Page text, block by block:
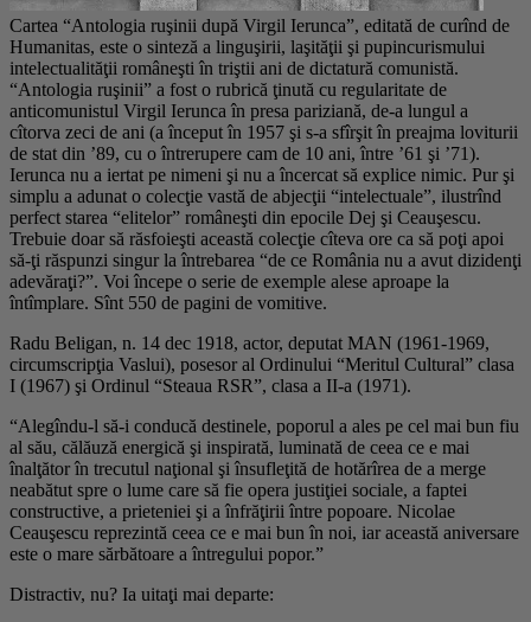
Cartea “Antologia ruşinii după Virgil Ierunca”, editată de curînd de
Humanitas, este o sinteză a linguşirii, laşităţii şi pupincurismului
intelectualităţii româneşti în triştii ani de dictatură comunistă.
“Antologia ruşinii” a fost o rubrică ţinută cu regularitate de
anticomunistul Virgil Ierunca în presa pariziană, de-a lungul a
cîtorva zeci de ani (a început în 1957 şi s-a sfîrşit în preajma loviturii
de stat din ’89, cu o întrerupere cam de 10 ani, între ’61 şi ’71).
Ierunca nu a iertat pe nimeni şi nu a încercat să explice nimic. Pur şi
simplu a adunat o colecţie vastă de abjecţii “intelectuale”, ilustrînd
perfect starea “elitelor” româneşti din epocile Dej şi Ceauşescu.
Trebuie doar să răsfoieşti această colecţie cîteva ore ca să poţi apoi
să-ţi răspunzi singur la întrebarea “de ce România nu a avut dizidenţi
adevăraţi?”. Voi începe o serie de exemple alese aproape la
întîmplare. Sînt 550 de pagini de vomitive.
Radu Beligan, n. 14 dec 1918, actor, deputat MAN (1961-1969,
circumscripţia Vaslui), posesor al Ordinului “Meritul Cultural” clasa
I (1967) şi Ordinul “Steaua RSR”, clasa a II-a (1971).
“Alegîndu-l să-i conducă destinele, poporul a ales pe cel mai bun fiu
al său, călăuză energică şi inspirată, luminată de ceea ce e mai
înalţător în trecutul naţional şi însufleţită de hotărîrea de a merge
neabătut spre o lume care să fie opera justiţiei sociale, a faptei
constructive, a prieteniei şi a înfrăţirii între popoare. Nicolae
Ceauşescu reprezintă ceea ce e mai bun în noi, iar această aniversare
este o mare sărbătoare a întregului popor.”
Distractiv, nu? Ia uitaţi mai departe: